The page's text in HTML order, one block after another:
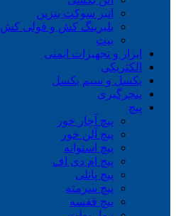
انبر سوکت بنزین
بلبرینگ کش و فولی کش
بیت
ابزار و تجهیزات ایمنی
الکتریکی
بکسل و سیم بکسل
پنچرگیری
پیچ
پیچ آچار خور
پیچ آلن خور
پیچ استوانه
پیچ ام دی اف
پیچ پانلی
پیچ سرمته
پیچ قفسه